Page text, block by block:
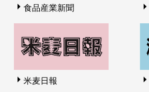
食品産業新聞
米麦日報